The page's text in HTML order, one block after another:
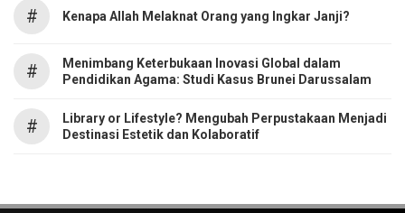
# Kenapa Allah Melaknat Orang yang Ingkar Janji?
#
Menimbang Keterbukaan Inovasi Global dalam
Pendidikan Agama: Studi Kasus Brunei Darussalam
#
Library or Lifestyle? Mengubah Perpustakaan Menjadi
Destinasi Estetik dan Kolaboratif